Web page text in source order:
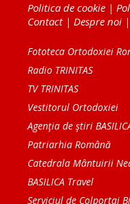
Politica de cookie |
Contact| Despre noi
Fototeca Ortodoxiei
Radio TRINITAS
TV TRINITAS
Vestitorul Ortodoxiei
Agenţia de ştiri
Patriarhia Română
Catedrala Mântuirii
BASILICA Travel
Serviciul de Colportaj